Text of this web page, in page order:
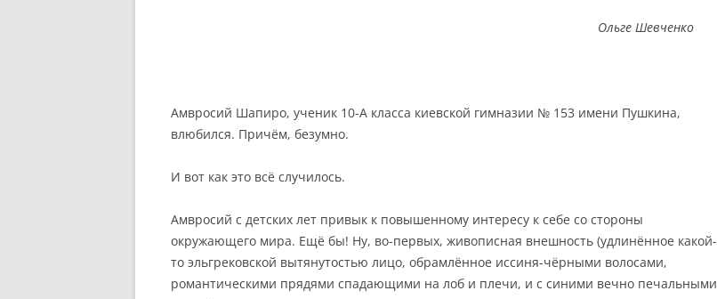
Ольге Шевченко
Амвросий Шапиро, ученик 10-А класса киевской гимназии № 153 имени Пушкина,
влюбился. Причём, безумно.
И вот как это всё случилось.
Амвросий с детских лет привык к повышенному интересу к себе со стороны
окружающего мира. Ещё бы! Ну, во-первых, живописная внешность (удлинённое какой-
то эльгрековской вытянутостью лицо, обрамлённое иссиня-чёрными волосами,
романтическими прядями спадающими на лоб и плечи, и с синими вечно печальными